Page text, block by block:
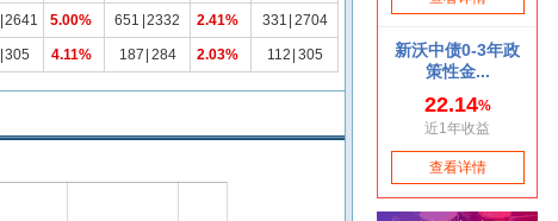
2641 5.00% 651 2332 2.41% 331 2704
305 4.11% 187 284 2.03% 112 305